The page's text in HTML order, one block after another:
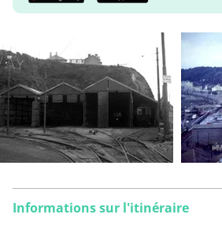
Informations sur l'itinéraire